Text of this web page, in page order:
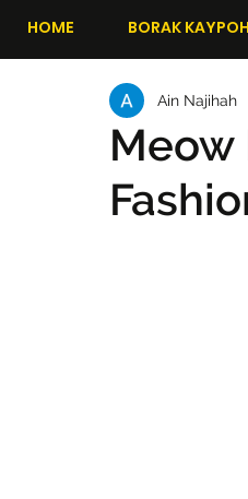
HOME BORAK
Meow
Ain Najihah